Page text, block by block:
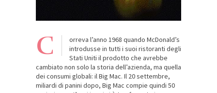
C
orreva l’anno 1968 quando McDonald’s
introdusse in tutti i suoi ristoranti degli
Stati Uniti il prodotto che avrebbe
cambiato non solo la storia dell’azienda, ma quella
dei consumi globali: il Big Mac. Il 20 settembre,
miliardi di panini dopo, Big Mac compie quindi 50